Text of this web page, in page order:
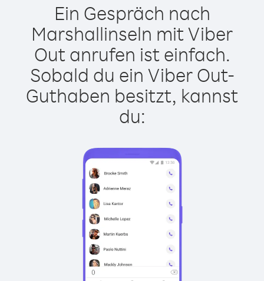
Ein Gespräch nach
Marshallinseln mit Viber
Out anrufen ist einfach.
Sobald du ein Viber Out-
Guthaben besitzt, kannst
du: